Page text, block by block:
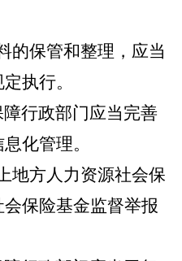
的保管和整理，应当
执行。
行政部门应当完善
化管理。
地方人力资源社会保
保险基金监督举报